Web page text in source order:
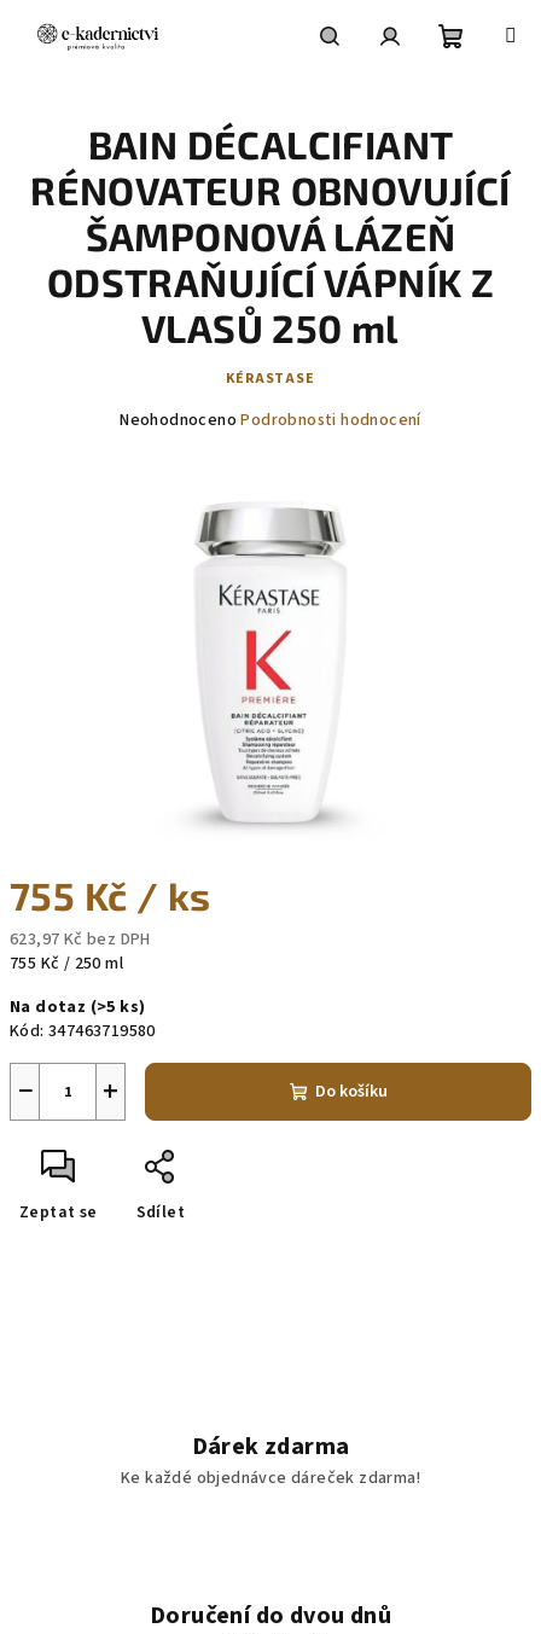
košík
755 Kč / ks
623,97 Kč bez DPH
Měrná
755 Kč / 250 ml
Na dotaz (>5 ks)
Kód: 347463719580
+
− Do košíku
Zeptat se Sdílet
BAIN DÉCALCIFIANT
RÉNOVATEUR OBNOVUJÍCÍ
ŠAMPONOVÁ LÁZEŇ
ODSTRAŇUJÍCÍ VÁPNÍK Z
VLASŮ 250 ml
KÉRASTASE
Průměrné
Neohodnoceno Podrobnosti hodnocení
Dárek zdarma
Ke každé objednávce dáreček zdarma!
Doručení do dvou dnů